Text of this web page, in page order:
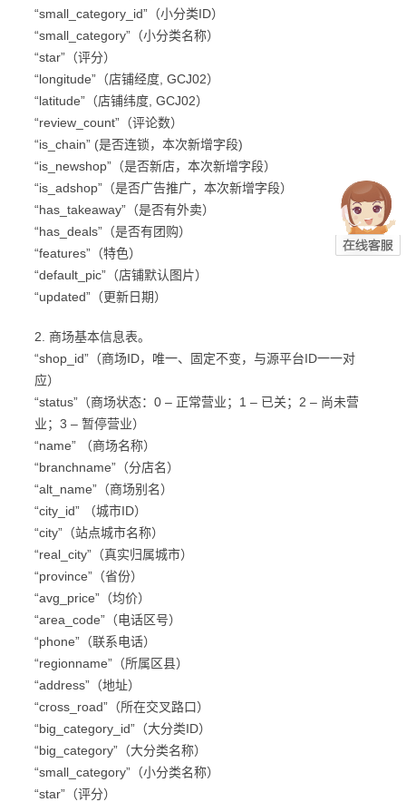
“small_category_id”（小分类ID）
“small_category”（小分类名称）
“star”（评分）
“longitude”（店铺经度, GCJ02）
“latitude”（店铺纬度, GCJ02）
“review_count”（评论数）
“is_chain” (是否连锁，本次新增字段)
“is_newshop”（是否新店，本次新增字段）
“is_adshop”（是否广告推广，本次新增字段）
“has_takeaway”（是否有外卖）
“has_deals”（是否有团购）
“features”（特色）
“default_pic”（店铺默认图片）
“updated”（更新日期）
2. 商场基本信息表。
“shop_id”（商场ID，唯一、固定不变，与源平台ID一一对
应）
“status”（商场状态：0 – 正常营业；1 – 已关；2 – 尚未营
业；3 – 暂停营业）
“name” （商场名称）
“branchname”（分店名）
“alt_name”（商场别名）
“city_id” （城市ID）
“city”（站点城市名称）
“real_city”（真实归属城市）
“province”（省份）
“avg_price”（均价）
“area_code”（电话区号）
“phone”（联系电话）
“regionname”（所属区县）
“address”（地址）
“cross_road”（所在交叉路口）
“big_category_id”（大分类ID）
“big_category”（大分类名称）
“small_category”（小分类名称）
“star”（评分）